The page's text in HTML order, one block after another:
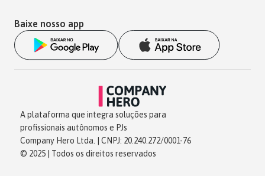
Baixe nosso app
A plataforma que integra soluções para
profissionais autônomos e PJs
Company Hero Ltda. | CNPJ: 20.240.272/0001-76
© 2025 | Todos os direitos reservados